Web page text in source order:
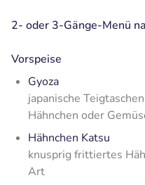
2- oder 3-Gänge-Menü
Vorspeise
Gyoza
japanische
Hähnchen oder
Hähnchen Katsu
knusprig frittiertes
Art